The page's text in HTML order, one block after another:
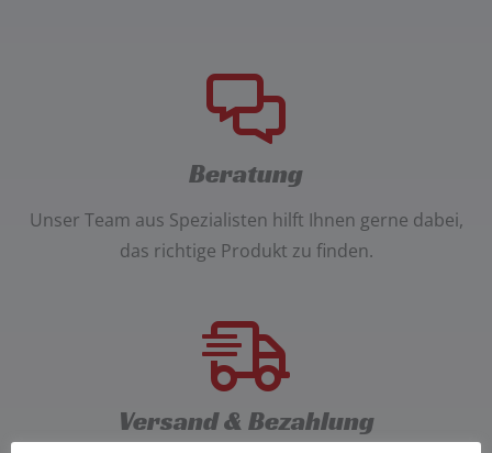
Beratung
Unser Team aus Spezialisten hilft Ihnen gerne dabei,
das richtige Produkt zu finden.
Versand & Bezahlung